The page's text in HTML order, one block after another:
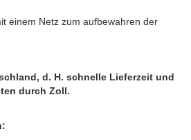
einem Netz zum aufbewahren der
d. H. schnelle Lieferzeit und
durch Zoll.